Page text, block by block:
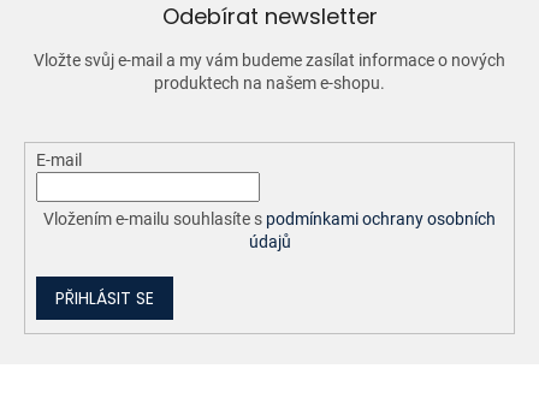
Odebírat newsletter
Vložte svůj e-mail a my vám budeme zasílat informace o nových
produktech na našem e-shopu.
E-mail
Vložením e-mailu souhlasíte s podmínkami ochrany osobních
údajů
PŘIHLÁSIT SE